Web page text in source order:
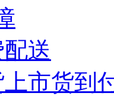
送
市货到